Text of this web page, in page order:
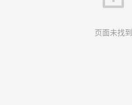
页面未找到